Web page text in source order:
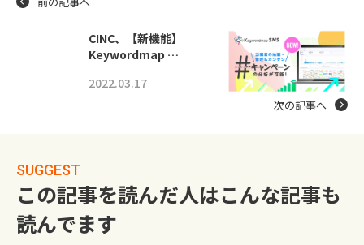
CINC、【新機能】
Keywordmap …
2022.03.17
次の記事へ
SUGGEST
この記事を読んだ人はこんな記事も
読んでます